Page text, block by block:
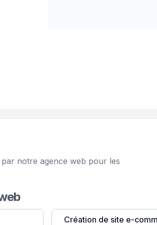
notre agence web pour les
Création de site e-